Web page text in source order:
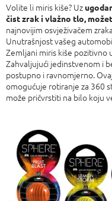
Volite li miris kiše? Uz
čist zrak i vlažno tlo,
najnovijim osvježivačem
Unutrašnjost vašeg
Zemljani miris kiše pozitivno
Zahvaljujući jedinstvenom i
postupno i ravnomjerno.
omogućuje rotiranje za 360
može pričvrstiti na bilo koju